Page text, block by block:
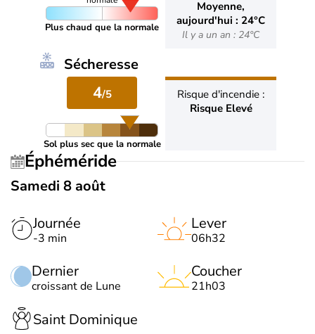
Plus chaud que la normale
Moyenne,
aujourd'hui : 24°C
Il y a un an : 24°C
Sécheresse
4/5
Sol plus sec que la normale
Risque d'incendie :
Risque Elevé
Éphéméride
Samedi 8 août
Journée
-3 min
Dernier
croissant de Lune
Lever
06h32
Coucher
21h03
Saint Dominique